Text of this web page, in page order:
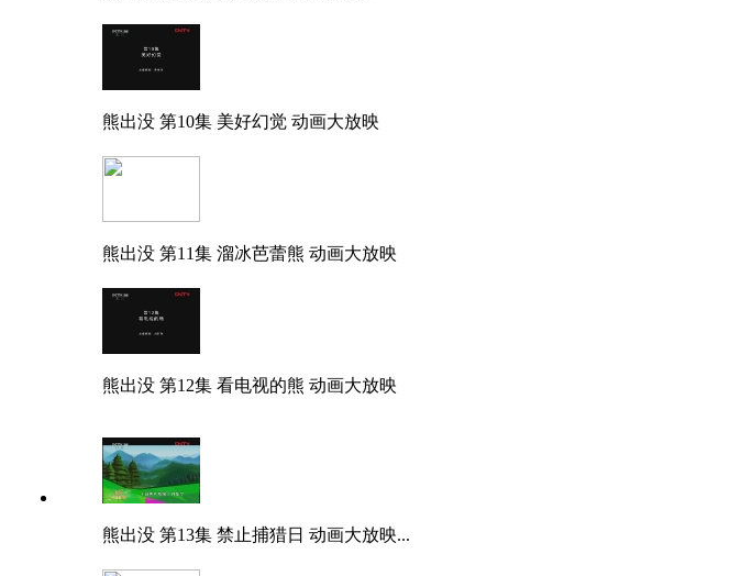
熊出没 第10集 美好幻觉 动画大放映
熊出没 第11集 溜冰芭蕾熊 动画大放映
熊出没 第12集 看电视的熊 动画大放映
熊出没 第13集 禁止捕猎日 动画大放映...